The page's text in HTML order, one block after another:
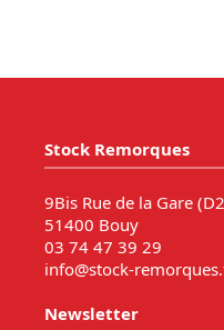
Stock Remorques
9Bis Rue de la Gare
51400 Bouy
03 74 47 39 29
info@stock-
Newsletter